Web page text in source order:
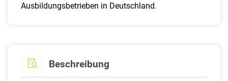
Ausbildungsbetrieben in Deutschland.
Beschreibung